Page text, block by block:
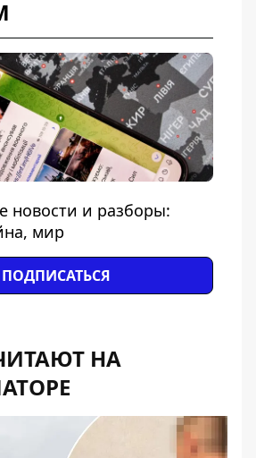
новости и разборы:
мир
ПОДПИСАТЬСЯ
НА